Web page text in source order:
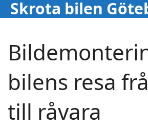
Hoppa
till
Skrota bilen
bilens resa
till råvara